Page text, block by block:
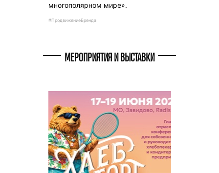
многополярном мире».
#ПродвижениеБренда
МЕРОПРИЯТИЯ И ВЫСТАВКИ